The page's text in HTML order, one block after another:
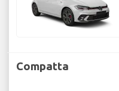
Compatta